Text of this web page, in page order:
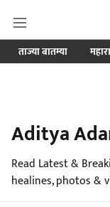
ताज्या बातम्या
Aditya
Read Latest &
healines, photos &